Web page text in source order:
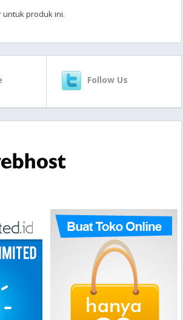
untuk produk ini.
Follow Us